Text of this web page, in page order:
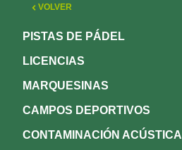
VOLVER
PISTAS DE PÁDEL
LICENCIAS
MARQUESINAS
CAMPOS DEPORTIVOS
CONTAMINACIÓN ACÚSTICA